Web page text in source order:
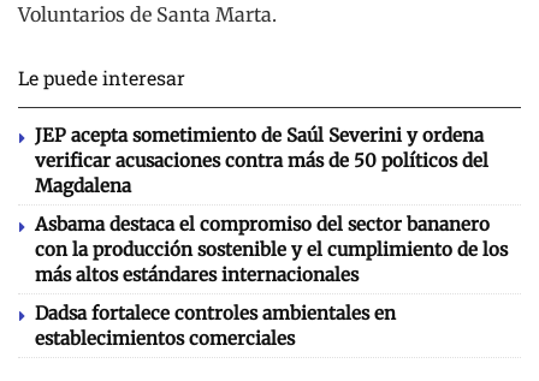
Voluntarios de Santa Marta.
Le puede interesar
JEP acepta sometimiento de Saúl Severini y ordena
verificar acusaciones contra más de 50 políticos del
Magdalena
Asbama destaca el compromiso del sector bananero
con la producción sostenible y el cumplimiento de los
más altos estándares internacionales
Dadsa fortalece controles ambientales en
establecimientos comerciales